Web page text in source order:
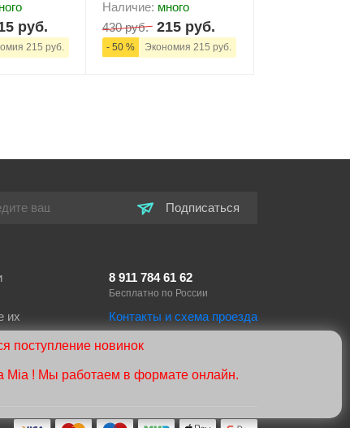
30/4.2)
руб.
215 руб.
лопасть) (PE-30/4.1)
Наличие: много
430 руб. 215 руб.
- 50 % Экономия 215 руб.
Подписаться
их
8 911 784 61 62
Бесплатно по России
Контакты и схема проезда
поступление новинок
Mia ! Мы работаем в формате онлайн.